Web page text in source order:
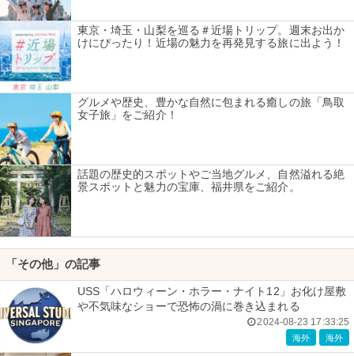
東京・埼玉・山梨を巡る＃近場トリップ。週末お出か
けにぴったり！近場の魅力を再発見する旅に出よう！
グルメや歴史、豊かな自然に包まれる癒しの旅「鳥取
女子旅」をご紹介！
話題の歴史的スポットやご当地グルメ、自然溢れる絶
景スポットと魅力の宝庫、福井県をご紹介。
「その他」の記事
USS「ハロウィーン・ホラー・ナイト12」お化け屋敷
や不気味なショーで恐怖の渦に巻き込まれる
2024-08-23 17:33:25
海外 海外